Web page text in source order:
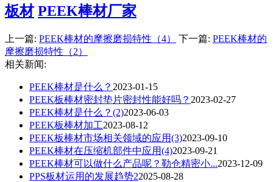
板材 PEEK棒材厂家
上一篇: PEEK棒材的摩擦磨损特性（4） 下一篇: PEEK棒材的
摩擦磨损特性（2）
相关新闻:
PEEK棒材是什么？ 2023-01-15
PEEK板棒材密封垫片密封性能好吗？ 2023-02-27
PEEK棒材是什么？(2)2023-06-03
PEEK板棒材加工2023-08-12
PEEK板棒材市场相关领域的应用(3)2023-09-10
PEEK棒材在压缩机部件中应用(4)2023-09-21
PEEK棒材可以做什么产品呢？勒仓精密小...2023-12-09
PPS板材运用的发展趋势22025-08-28